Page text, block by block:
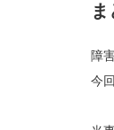
障
今